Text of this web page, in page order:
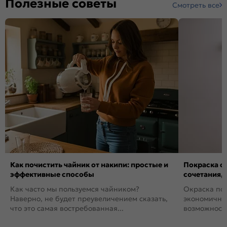
Полезные советы Смотреть все
Как почистить чайник от накипи: простые и
эффективные способы
Как часто мы пользуемся чайником?
Наверно, не будет преувеличением сказать,
что это самая востребованная...
Покраска
сочетания,
Окраска